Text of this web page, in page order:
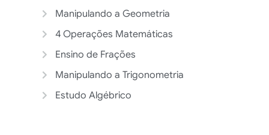
Manipulando a Geometria
4 Operações Matemáticas
Ensino de Frações
Manipulando a Trigonometria
Estudo Algébrico